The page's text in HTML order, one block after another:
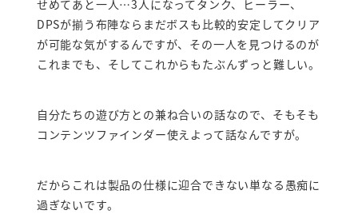
せめてあと一人…3人になってタンク、ヒーラー、
DPSが揃う布陣ならまだボスも比較的安定してクリア
が可能な気がするんですが、その一人を見つけるのが
これまでも、そしてこれからもたぶんずっと難しい。
自分たちの遊び方との兼ね合いの話なので、そもそも
コンテンツファインダー使えよって話なんですが。
だからこれは製品の仕様に迎合できない単なる愚痴に
過ぎないです。